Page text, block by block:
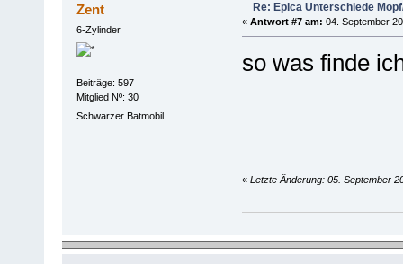
Zent
6-Zylinder
Beiträge: 597
Mitglied Nº: 30
Schwarzer Batmobil
Re: Epica Unterschiede
« Antwort #7 am: 04. September
so was finde
« Letzte Änderung: 05. September